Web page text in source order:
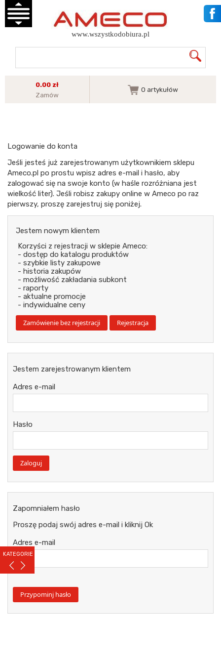
KATEGORIE
www.wszystkodobiura.pl
0.00 zł
Zamów
0 artykułów
Logowanie do konta
Jeśli jesteś już zarejestrowanym użytkownikiem sklepu
Ameco.pl po prostu wpisz adres e-mail i hasło, aby
zalogować się na swoje konto (w haśle rozróżniana jest
wielkość liter). Jeśli robisz zakupy online w Ameco po raz
pierwszy, proszę zarejestruj się poniżej.
Jestem nowym klientem
Korzyści z rejestracji w sklepie Ameco:
- dostęp do katalogu produktów
- szybkie listy zakupowe
- historia zakupów
- możliwość zakładania subkont
- raporty
- aktualne promocje
- indywidualne ceny
Jestem zarejestrowanym klientem
Adres e-mail
Hasło
Zapomniałem hasło
Proszę podaj swój adres e-mail i kliknij Ok
Adres e-mail